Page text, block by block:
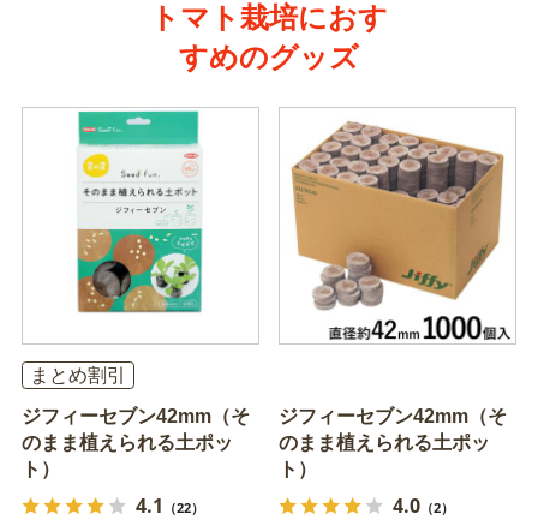
トマト栽培におす
すめのグッズ
まとめ割引
ジフィーセブン42mm（そ
のまま植えられる土ポッ
ト）
4.1 （22）
ジフィーセブン42mm（そ
のまま植えられる土ポッ
ト）
4.0（2）